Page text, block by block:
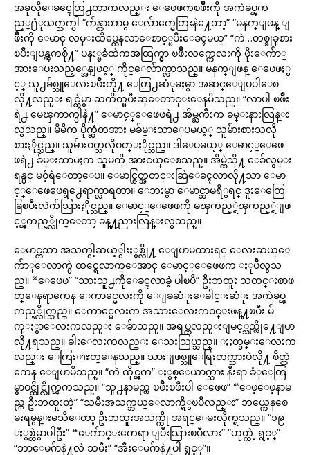
အခုလိုေခၚေတြ႕တာကလည္း ေဖေဖကၿဖိဳးကို အကဲခပ္ၾက
ည့္႐ံုသက္သက္ပါ “က်န္တာဘာမွ ေလ်ာက္မေတြးနဲ႔ေတာ့” “မနက္ျဖန္ ျ
ဖိဳးကို ေမာင္ လမ္းထိပ္ကေနလာေစာင့္ၿပီးေခၚမယ္” “ကဲ…တစ္ခုခုစား
ၿပီးျပန္ၾကစို႔” ပနး္ၿခံထဲကအထြက္မွာ ၿဖိဳးလက္ကေလးကို ဖိုးေက်ာ္
အားေပးသည့္အေနျဖင့္ ကိုင္ေလ်ာက္လာသည္။ မနက္ျဖန္ ေဖေဖႏွ
င့္ သူ႕ခ်စ္သူေလးၿဖိဳးတို႔ ေတြ႕ဆံုမႈမွာ အဆင္ေျပပါေစ
လို႔လည္း ရင္ထဲမွာ ႀကိတ္ၿပီးဆုေတာင္းေနမိသည္။ “လာပါ ၿဖိဳး
ရဲ႕ မေၾကာက္ပါနဲ႔” ေမာင့္ေဖေဖရဲ႕ အိမ္ႀကီးက ခမ္းနားလြန္း
လွသည္။ မိမိက ပိုက္ဆံတအား မခ်မ္းသာေပမယ့္ သူမ်ားစားသလို
စားႏိုင္သည္။ သူမ်ားဝတ္သလိုဝတ္ႏိုင္သည္။ ဒါေပမယ့္ ေမာင့္ေဖေ
ဖရဲ႕ ခ်မ္းသာမႈက သူမကို အားငယ္ေစသည္။ အိမ္ထဲသို႔ ေခ်လွမ္း
ရန္ပင္ မဝံ့ရဲေတာ့ေပ။ ေမာင္ဇြတ္အတင္းဆြဲေခၚလာလို႔သာ ေမာ
င့္ေဖေဖေရွ႕ေရာက္လာရတာ။ ေဘးမွာ ေမာင္သာမရိွရင္ ဒူးေတြေ
ခြၿပီးလဲက်သြားႏိုင္သည္။ ေမာင့္ေဖေဖကို မၾကည့္ရဲၾကည့္ရဲျဖ
င့္ၾကည့္လိုက္ေတာ့ ခန္႔ညားလြန္းလွသည္။
ေမာင္ကသာ အသက္ငါ့ဆယ့္ငါးႏွစ္လို႔ ေျပာမထားရင္ ေလးဆယ္ေ
က်ာ္ေလာက္ပဲ ထင္ရေလာက္ေအာင္ ေမာင့္ေဖေဖက ႏုပ်ဳိလွသ
ည္။ “ေဖေဖ” “သားသူ႕ကိုေခၚလာခဲ့ ပါၿပီ” ဦးဘထူး သတင္းစာဖ
တ္ေနရာကေန ေကာင္မေလးကို ေျခဆံုးေခါင္းဆံုး အကဲခပ္ၾ
ကည့္လိုက္သည္။ ေကာင္မေလးက အသားေလးကဝင္းဖန္႔ၿပီး မ်
က္ႏွာေလးကလည္း ေခ်ာသည္။ အရပ္ကလည္းျမင့္သည္လို႔ေျပာ
လို႔ရသည္။ ခါးေလးကလည္း ေသးသြယ္သည္။ ႏႈတ္ခမ္းေလးက
လည္း ေကြးၫႊတ္ေနသည္။ သားျဖစ္သူေရြးတက္သားပဲလို႔ စိတ္ထဲ
ကေန ေျပာမိသည္။ “ကဲ ထိုင္ၾက” ႏွစ္ေယာက္သား နီးရာ ခံုေတြ
မွာဝင္ထိုင္လိုက္ၾကသည္။ “သူ႕နာမည္က ၿဖိဳးၿဖိဴးပါ ေဖေဖ” “ေဖ့ေဖ့နာမ
ည္က ဦးဘထူးတဲ့” “သမီးအသက္ဘယ္ေလာက္ရိွၿပီလည္း” ဘယ္ကေနစေ
မးရမွန္းမသိေတာ့ ဦးဘထူးအသက္ကို အရင္ေမးလိုက္ရသည္။ “၁၉
ႏွစ္ထဲမွာပါဦး” “ေက်ာင္းကေရာ ျပီးသြားၿပီလား” “ဟုတ္ကဲ့ ရွင့္”
“ဘာေမဂ်ာနဲ႔လဲ သမီး” “အီးေမဂ်ာနဲ႔ပါ ရွင့္”။